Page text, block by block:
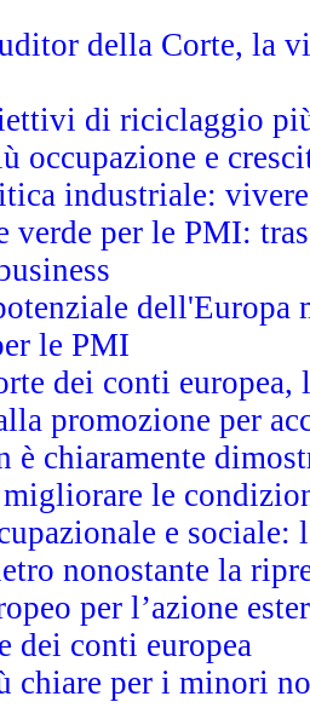
della Corte, la
di riciclaggio
occupazione e
industriale:
verde per le PMI:
le PMI
dei conti
promozione per
chiaramente
migliorare le
e
nonostante la
per l’azione
dei conti europea
chiare per i minori